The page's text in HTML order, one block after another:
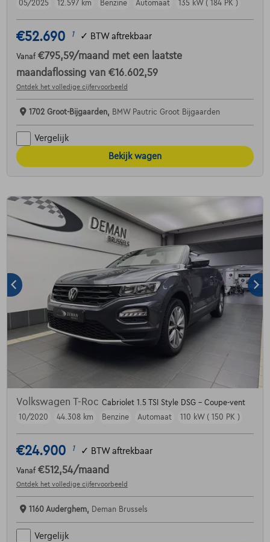
05/2025
12.597 km Benzine Automaat 135 kW ( 184 PK )
€52.690 1 ✓ BTW aftrekbaar
Vanaf €795,59/maand met een laatste
maandaflossing van €16.602,59
Ontdek het volledige cijfervoorbeeld
1702 Groot-Bijgaarden, BMW Pautric Groot Bijgaarden
Vergelijk
Bekijk wagen
Volkswagen T-Roc Cabriolet 1.5 TSI Style DSG - Coupe-vent
10/2020
44.308 km Benzine Automaat 110 kW ( 150 PK )
€24.900 1 ✓ BTW aftrekbaar
Vanaf €512,54/maand
Ontdek het volledige cijfervoorbeeld
1160 Auderghem, Deman Brussels
Vergelijk